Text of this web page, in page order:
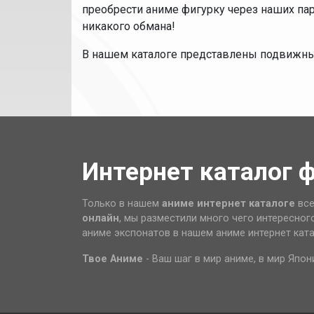
преобрести аниме фигурку через наших
никакого обмана!
В нашем каталоге представлены
Интернет каталог
Только в нашем аниме интернет каталоге
онлайн, мы разместили много чего
аниме экспонатов в нашем аниме интернет
Твое Аниме - Ваш шаг в мир аниме, в мир